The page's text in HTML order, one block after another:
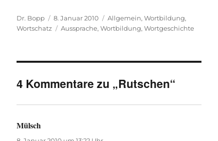
Autor
Dr. Bopp
Veröffentlicht
am
8. Januar 2010 Kategorien
Allgemein,Wortbildung,
Wortschatz
Schlagwörter
Aussprache,Wortbildung,Wortgeschichte
4 Kommentare zu „Rutschen“
Mülsch